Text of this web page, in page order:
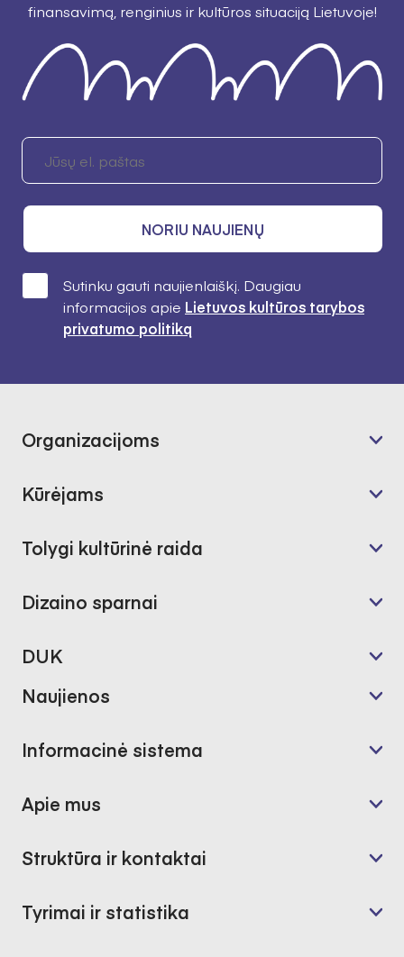
finansavimą, renginius ir kultūros situaciją Lietuvoje!
NORIU NAUJIENŲ
Sutinku gauti naujienlaiškį. Daugiau
informacijos apie Lietuvos kultūros tarybos
privatumo politiką
Organizacijoms
Kūrėjams
Tolygi kultūrinė raida
Dizaino sparnai
DUK
Naujienos
Informacinė sistema
Apie mus
Struktūra ir kontaktai
Tyrimai ir statistika